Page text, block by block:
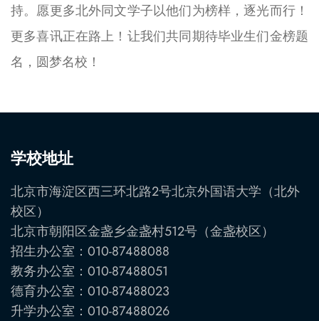
持。愿更多北外同文学子以他们为榜样，逐光而行！
更多喜讯正在路上！让我们共同期待毕业生们金榜题
名，圆梦名校！
学校地址
北京市海淀区西三环北路2号北京外国语大学（北外
校区）
北京市朝阳区金盏乡金盏村512号（金盏校区）
招生办公室：010-87488088
教务办公室：010-87488051
德育办公室：010-87488023
升学办公室：010-87488026